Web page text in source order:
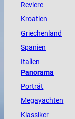
Reviere
Kroatien
Griechenland
Spanien
Italien
Panorama
Porträt
Megayachten
Klassiker